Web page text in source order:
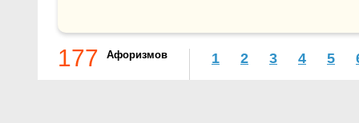
177 Афоризмов 1 2 3 4 5